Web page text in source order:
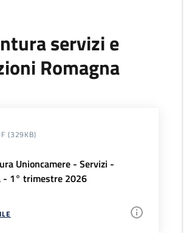
servizi e
Romagna
(329KB)
Unioncamere - Servizi -
- 1° trimestre 2026